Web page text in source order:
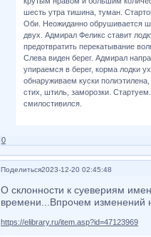
шесть утра тишина, туман.
Оби. Неожиданно обрушивается
двух. Адмирал Феликс ставит
предотвратить перекатывание
Слева виден берег. Адмирал
упираемся в берег, корма лодки
обнаруживаем куски
стих, штиль, заморозки.
смилостивился.
0
Поделиться2023-12-20 02:45:48
О склонности к суевериям
времени...Впрочем изменений
https://elibrary.ru/item.asp?id=47123969